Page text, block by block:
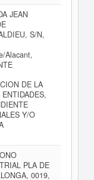
JEAN
S/N,
Alacant,
DE LA
Y/O
PLA DE
0019,